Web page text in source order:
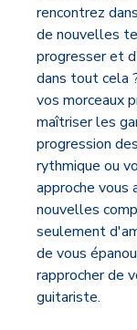
rencontrez
de nouvelles
progresser et
dans tout cela
vos morceaux
maîtriser les
progression
rythmique ou
approche vous
nouvelles
seulement
de vous
rapprocher de
guitariste.